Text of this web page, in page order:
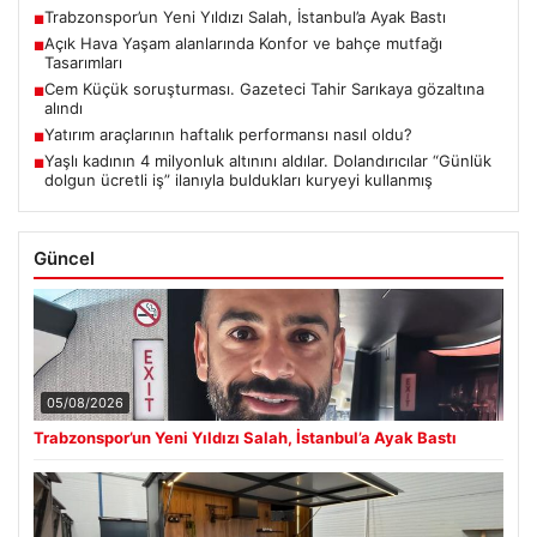
■Trabzonspor’un Yeni Yıldızı Salah, İstanbul’a Ayak Bastı
■Açık Hava Yaşam alanlarında Konfor ve bahçe mutfağı
Tasarımları
■Cem Küçük soruşturması. Gazeteci Tahir Sarıkaya gözaltına
alındı
■Yatırım araçlarının haftalık performansı nasıl oldu?
■Yaşlı kadının 4 milyonluk altınını aldılar. Dolandırıcılar “Günlük
dolgun ücretli iş” ilanıyla buldukları kuryeyi kullanmış
Güncel
05/08/2026
Trabzonspor’un Yeni Yıldızı Salah, İstanbul’a Ayak Bastı